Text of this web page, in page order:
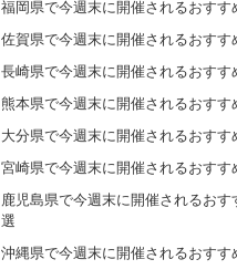
福岡県で今週末に開催されるおすす
佐賀県で今週末に開催されるおすす
長崎県で今週末に開催されるおすす
熊本県で今週末に開催されるおすす
大分県で今週末に開催されるおすす
宮崎県で今週末に開催されるおすす
鹿児島県で今週末に開催されるおす
選
沖縄県で今週末に開催されるおすす